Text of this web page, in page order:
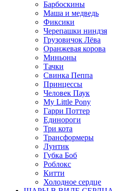
Барбоскины
Маша и медведь
Фиксики
Черепашки ниндзя
Грузовичок Лёва
Оранжевая корова
Миньоны
Тачки
Свинка Пеппа
Принцессы
Человек Паук
My Little Pony
Гарри Поттер
Единороги
Три кота
Трансформеры
Лунтик
Губка Боб
Роблокс
Китти
Холодное сердце